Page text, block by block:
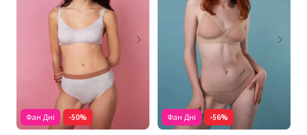
Фан Дні -50% Фан Дні -56%